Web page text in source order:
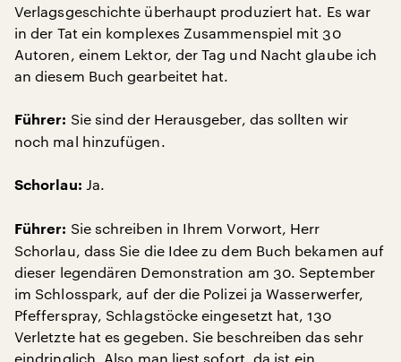
Verlagsgeschichte überhaupt produziert hat. Es war
in der Tat ein komplexes Zusammenspiel mit 30
Autoren, einem Lektor, der Tag und Nacht glaube ich
an diesem Buch gearbeitet hat.
Führer: Sie sind der Herausgeber, das sollten wir
noch mal hinzufügen.
Schorlau: Ja.
Führer: Sie schreiben in Ihrem Vorwort, Herr
Schorlau, dass Sie die Idee zu dem Buch bekamen auf
dieser legendären Demonstration am 30. September
im Schlosspark, auf der die Polizei ja Wasserwerfer,
Pfefferspray, Schlagstöcke eingesetzt hat, 130
Verletzte hat es gegeben. Sie beschreiben das sehr
eindringlich. Also man liest sofort, da ist ein